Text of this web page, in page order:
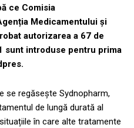
ce Comisia
Medicamentului și
autorizarea a 67 de
sunt introduse pentru prima
se regăsește Sydnopharm,
de lungă durată al
în care alte tratamente